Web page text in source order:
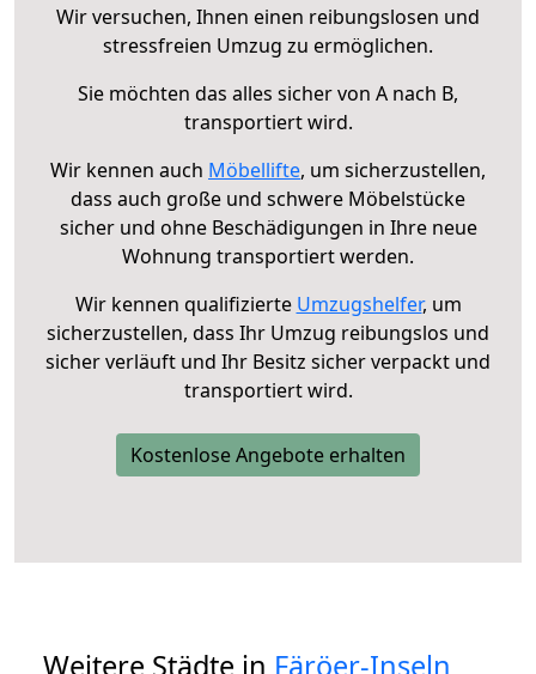
Wir versuchen, Ihnen einen reibungslosen und
stressfreien Umzug zu ermöglichen.
Sie möchten das alles sicher von A nach B,
transportiert wird.
Wir kennen auch Möbellifte, um sicherzustellen,
dass auch große und schwere Möbelstücke
sicher und ohne Beschädigungen in Ihre neue
Wohnung transportiert werden.
Wir kennen qualifizierte Umzugshelfer, um
sicherzustellen, dass Ihr Umzug reibungslos und
sicher verläuft und Ihr Besitz sicher verpackt und
transportiert wird.
Kostenlose Angebote erhalten
Weitere Städte in Färöer-Inseln